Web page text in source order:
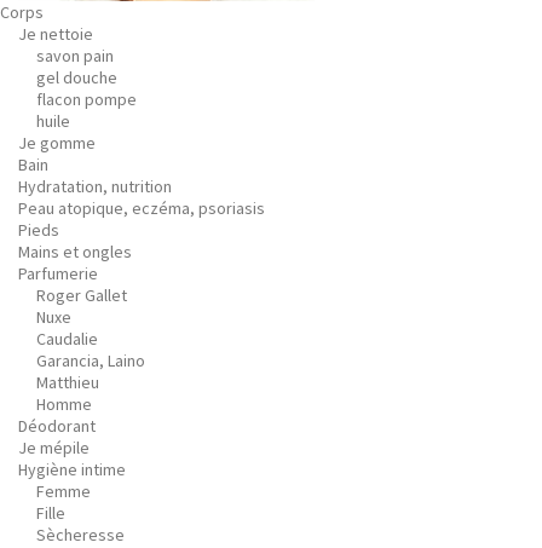
Corps
Je nettoie
savon pain
gel douche
flacon pompe
huile
Je gomme
Bain
Hydratation, nutrition
Peau atopique, eczéma, psoriasis
Pieds
Mains et ongles
Parfumerie
Roger Gallet
Nuxe
Caudalie
Garancia, Laino
Matthieu
Homme
Déodorant
Je mépile
Hygiène intime
Femme
Fille
Sècheresse